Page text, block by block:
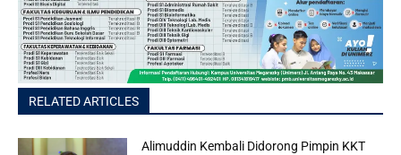
RELATED ARTICLES
Alimuddin Kembali Didorong Pimpin KKT